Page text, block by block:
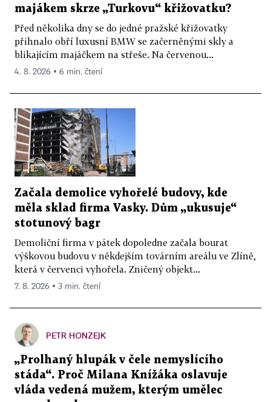
majákem skrze „Turkovu“ křižovatku?
Před několika dny se do jedné pražské křižovatky
přihnalo obří luxusní BMW se začerněnými skly a
blikajícím majáčkem na střeše. Na červenou...
4. 8. 2026 ▪ 6 min. čtení
Začala demolice vyhořelé budovy, kde
měla sklad firma Vasky. Dům „ukusuje“
stotunový bagr
Demoliční firma v pátek dopoledne začala bourat
výškovou budovu v někdejším továrním areálu ve Zlíně,
která v červenci vyhořela. Zničený objekt...
7. 8. 2026 ▪ 3 min. čtení
PETR HONZEJK
„Prolhaný hlupák v čele nemyslícího
stáda“. Proč Milana Knížáka oslavuje
vláda vedená mužem, kterým umělec